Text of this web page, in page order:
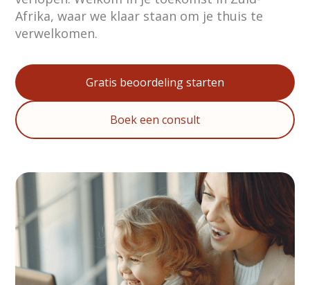
Afrika, waar we klaar staan om je thuis te
verwelkomen.
Gratis beoordeling starten
Boek een consult